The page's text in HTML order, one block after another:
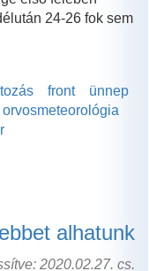
24-26 fok sem
front
ünnep
orvosmeteorológia
alhatunk
2020.02.27. cs.